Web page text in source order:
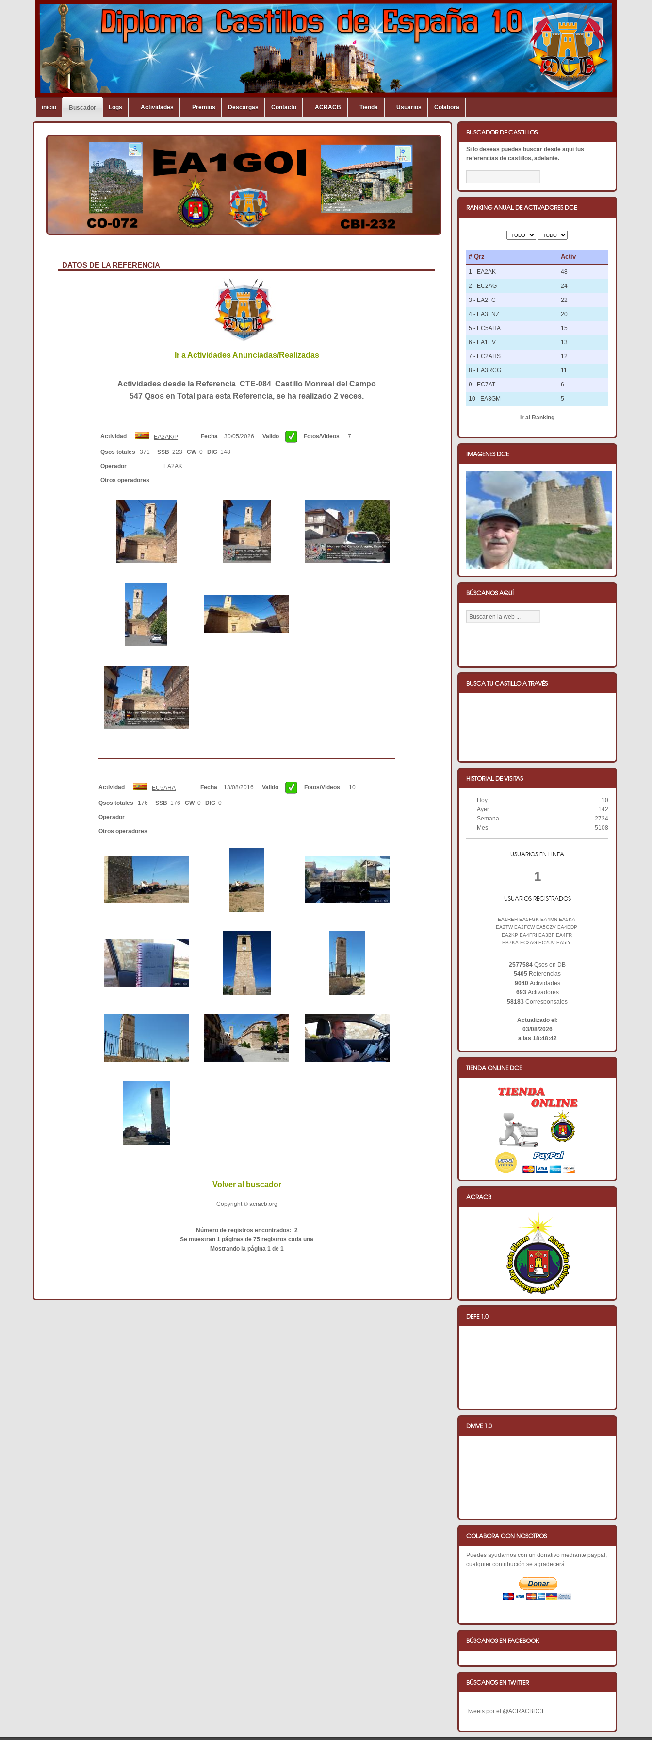
inicio Buscador Logs Actividades Premios Descargas Contacto ACRACB Tienda Usuarios Colabora
DATOS DE LA REFERENCIA
Ir a Actividades Anunciadas/Realizadas
Actividades desde la Referencia CTE-084 Castillo Monreal del Campo
547 Qsos en Total para esta Referencia, se ha realizado 2 veces.
Actividad EA2AK/P Fecha 30/05/2026 Valido Fotos/Videos 7
Qsos totales 371SSB 223CW0 DIG 148
Operador EA2AK
Otros operadores
Actividad EC5AHA Fecha 13/08/2016 Valido Fotos/Videos 10
Qsos totales 176SSB 176CW0 DIG 0
Operador
Otros operadores
Volver al buscador
Copyright © acracb.org
Número de registros encontrados: 2
Se muestran 1 páginas de 75 registros cada una
Mostrando la página 1 de 1
BUSCADOR DE CASTILLOS
Si lo deseas puedes buscar desde aqui tus
referencias de castillos, adelante.
RANKING ANUAL DE ACTIVADORES DCE
# Qrz Activ
1 - EA2AK 48
2 - EC2AG 24
3 - EA2FC 22
4 - EA3FNZ 20
5 - EC5AHA 15
6 - EA1EV 13
7 - EC2AHS 12
8 - EA3RCG 11
9 - EC7AT 6
10 - EA3GM 5
Ir al Ranking
IMAGENES DCE
BÚSCANOS AQUÍ
BUSCA TU CASTILLO A TRAVÉS
HISTORIAL DE VISITAS
Hoy
10
Ayer
142
Semana
2734
Mes
5108
USUARIOS EN LINEA
1
USUARIOS REGISTRADOS
EA1REH EA5FGK EA4MN EA5KA
EA2TW EA2FCW EA5GZV EA4EDP
EA2KP EA4FRI EA3BF EA4FR
EB7KA EC2AG EC2UV EA5IY
2577584 Qsos en DB
5405 Referencias
9040Actividades
693Activadores
58183 Corresponsales
Actualizado el:
03/08/2026
a las 18:48:42
TIENDA ONLINE DCE
ACRACB
DEFE 1.0
DMVE 1.0
COLABORA CON NOSOTROS
Puedes ayudarnos con un donativo mediante paypal,
cualquier contribución se agradecerá.
BÚSCANOS EN FACEBOOK
BÚSCANOS EN TWITTER
Tweets por el @ACRACBDCE.